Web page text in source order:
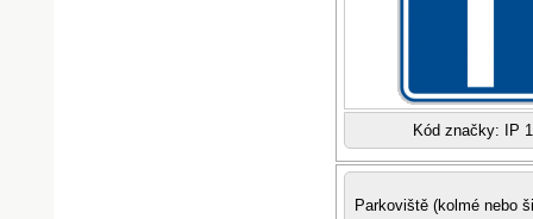
Kód značky: IP
Parkoviště (kolmé nebo